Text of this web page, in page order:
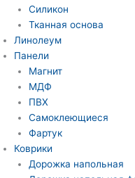
Силикон
Тканная основа
Линолеум
Панели
Магнит
МДФ
ПВХ
Самоклеющиеся
Фартук
Коврики
Дорожка напольная